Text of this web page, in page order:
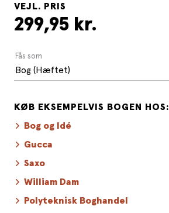
VEJL. PRIS
299,95 kr.
Fås som
Bog (Hæftet)
KØB EKSEMPELVIS BOGEN HOS:
Bog og Idé
Gucca
Saxo
William Dam
Polyteknisk Boghandel